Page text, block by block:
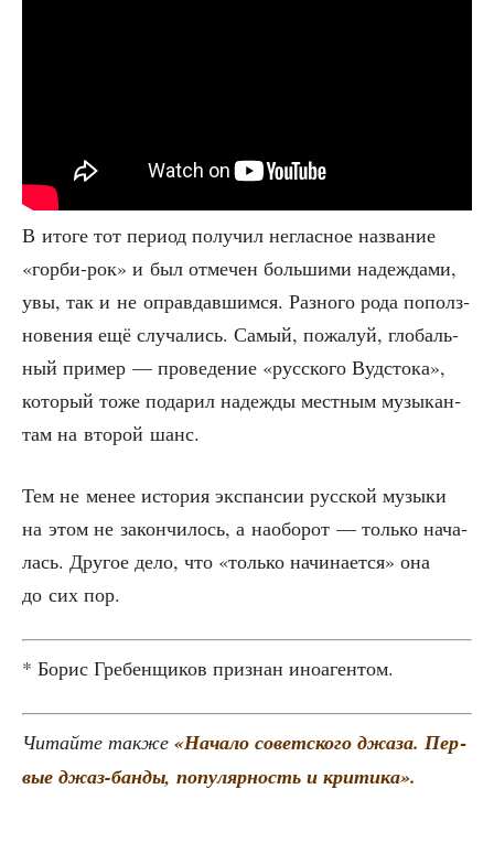
В ито­ге тот пери­од полу­чил неглас­ное назва­ние
«гор­би-рок» и был отме­чен боль­ши­ми надеж­да­ми,
увы, так и не оправ­дав­шим­ся. Раз­но­го рода пополз­
но­ве­ния ещё слу­ча­лись. Самый, пожа­луй, гло­баль­
ный при­мер — про­ве­де­ние «рус­ско­го Вуд­сто­ка»,
кото­рый тоже пода­рил надеж­ды мест­ным музы­кан­
там на вто­рой шанс.
Тем не менее исто­рия экс­пан­сии рус­ской музы­ки
на этом не закон­чи­лось, а наобо­рот — толь­ко нача­
лась. Дру­гое дело, что «толь­ко начи­на­ет­ся» она
до сих пор.
* Борис Гре­бен­щи­ков при­знан иноагентом.
Читай­те так­же «Нача­ло совет­ско­го джа­за. Пер­
вые джаз-бан­ды, попу­ляр­ность и кри­ти­ка».